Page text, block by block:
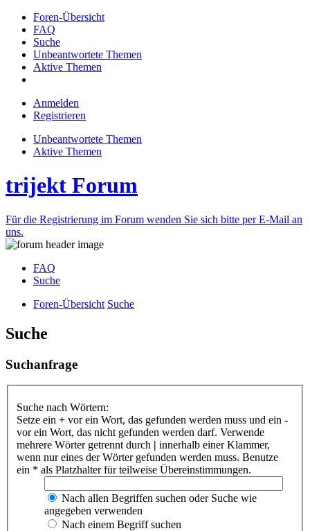
Foren-Übersicht
FAQ
Suche
Unbeantwortete Themen
Aktive Themen
Anmelden
Registrieren
Unbeantwortete Themen
Aktive Themen
trijekt Forum
Für die Registrierung im Forum wenden Sie sich bitte per E-Mail an
uns.
FAQ
Suche
Foren-Übersicht Suche
Suche
Suchanfrage
Suche nach Wörtern:
Setze ein + vor ein Wort, das gefunden werden muss und ein -
vor ein Wort, das nicht gefunden werden darf. Verwende
mehrere Wörter getrennt durch | innerhalb einer Klammer,
wenn nur eines der Wörter gefunden werden muss. Benutze
ein * als Platzhalter für teilweise Übereinstimmungen.
Nach allen Begriffen suchen oder Suche wie
angegeben verwenden
Nach einem Begriff suchen